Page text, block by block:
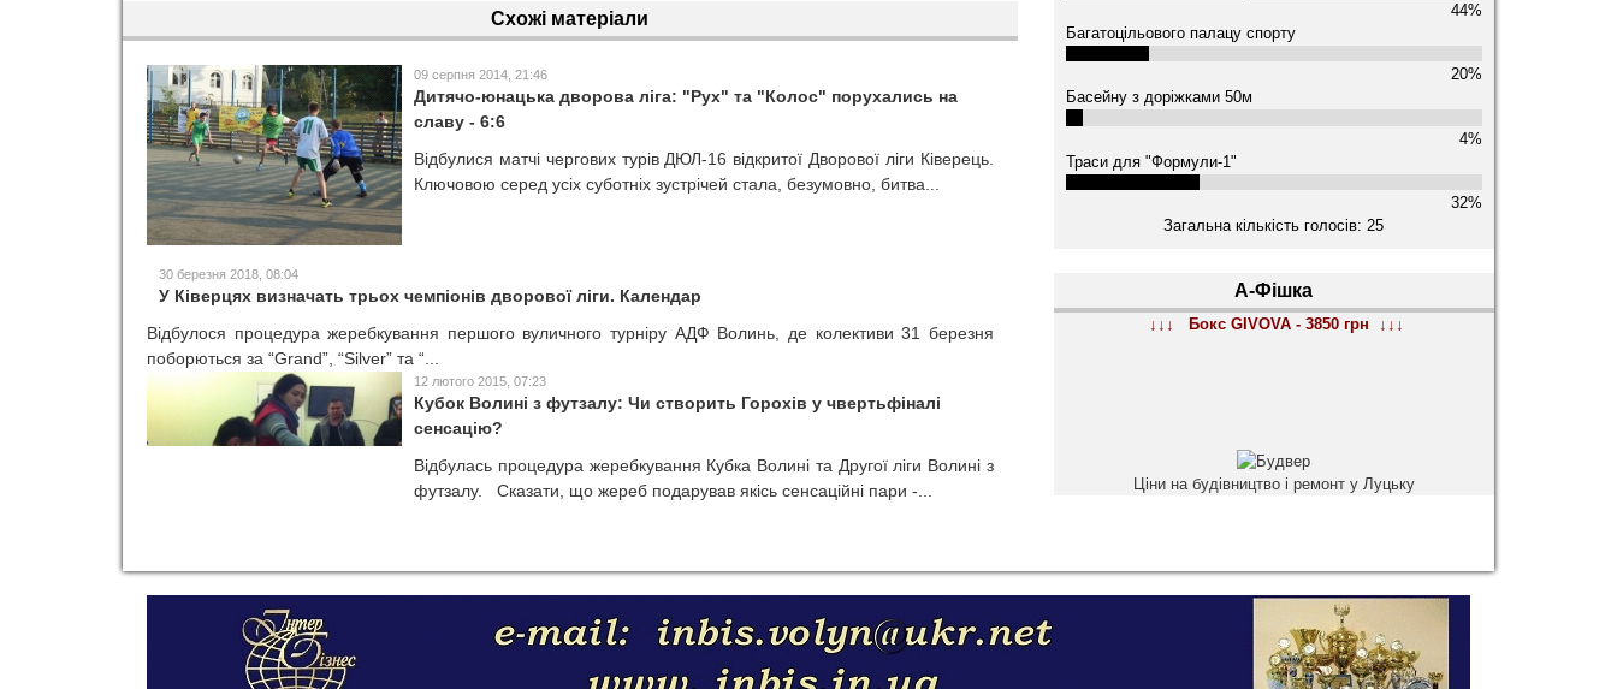
Схожі матеріали
09 серпня 2014, 21:46
Дитячо-юнацька дворова ліга: "Рух" та "Колос" порухались на
славу - 6:6
Відбулися матчі чергових турів ДЮЛ-16 відкритої Дворової ліги Ківерець.
Ключовою серед усіх суботніх зустрічей стала, безумовно, битва...
30 березня 2018, 08:04
У Ківерцях визначать трьох чемпіонів дворової ліги. Календар
Відбулося процедура жеребкування першого вуличного турніру АДФ Волинь, де колективи 31 березня
поборються за “Grand”, “Silver” та “...
12 лютого 2015, 07:23
Кубок Волині з футзалу: Чи створить Горохів у чвертьфіналі
сенсацію?
Відбулась процедура жеребкування Кубка Волині та Другої ліги Волині з
футзалу. Сказати, що жереб подарував якісь сенсаційні пари -...
44%
Багатоцільового палацу спорту
20%
Басейну з доріжками 50м
4%
Траси для "Формули-1"
32%
Загальна кількість голосів: 25
А-Фішка
↓↓↓ Бокс GIVOVA - 3850 грн ↓↓↓
Ціни на будівництво і ремонт у Луцьку